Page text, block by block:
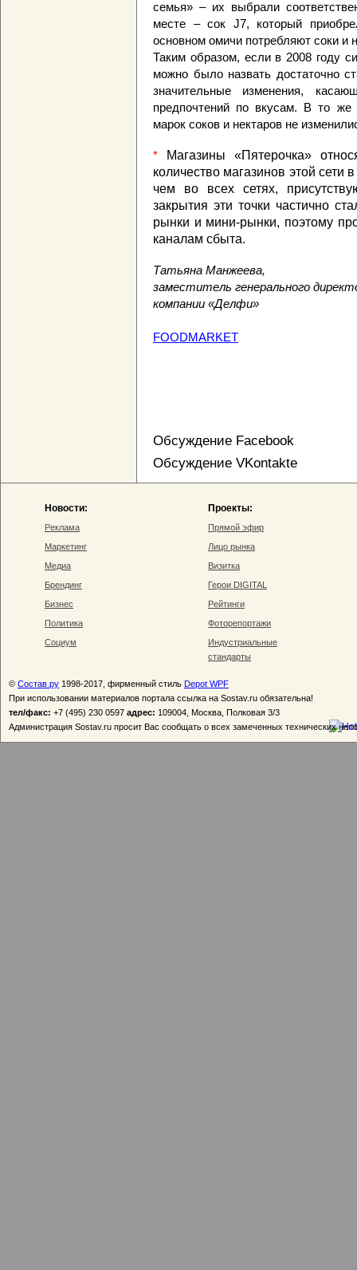
семья» – их выбрали
месте – сок J7, который
основном омичи потребляют соки и
Таким образом, если в 2008 году
можно было назвать достаточно
значительные изменения,
предпочтений по вкусам. В то
марок соков и нектаров не
*
Магазины «Пятерочка»
количество магазинов этой сети
чем во всех сетях,
закрытия эти точки частично
рынки и мини-рынки, поэтому
каналам сбыта.
Татьяна Манжеева,
заместитель генерального
компании «Делфи»
FOODMARKET
Обсуждение Facebook
Обсуждение VKontakte
Новости:
Реклама
Маркетинг
Медиа
Брендинг
Бизнес
Политика
Социум
Проекты:
Прямой эфир
Лицо рынка
Визитка
Герои DIGITAL
Рейтинги
Фоторепортажи
Индустриальные
стандарты
© Состав.ру 1998-2017, фирменный стиль Depot WPF
При использовании материалов портала ссылка на Sostav.ru обязательна!
тел/факс: +7 (495) 230 0597 адрес: 109004, Москва, Полковая 3/3
Администрация Sostav.ru просит Вас сообщать о всех замеченных технических